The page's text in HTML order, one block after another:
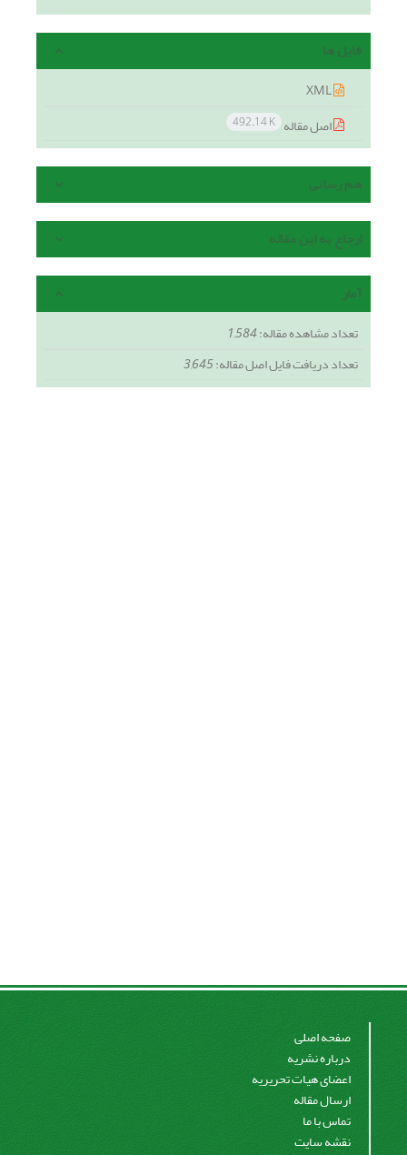
فایل ها
اصل مقاله 492.14 K
هم رسانی
ارجاع به این مقاله
آمار
تعداد مشاهده مقاله:1,584
تعداد دریافت فایل اصل مقاله:3,645
صفحه اصلی
درباره نشریه
اعضای هیات تحریریه
ارسال مقاله
تماس با ما
نقشه سایت